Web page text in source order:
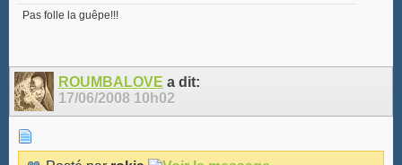
Pas folle la guêpe!!!
ROUMBALOVE a dit:
17/06/2008 10h02